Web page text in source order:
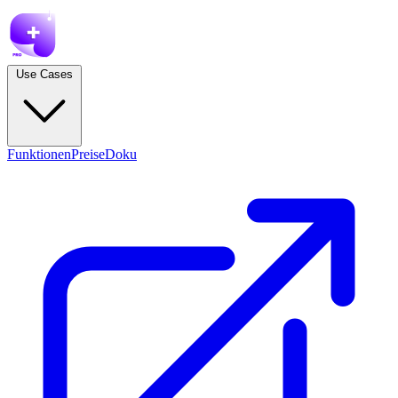
FunktionenPreiseDoku